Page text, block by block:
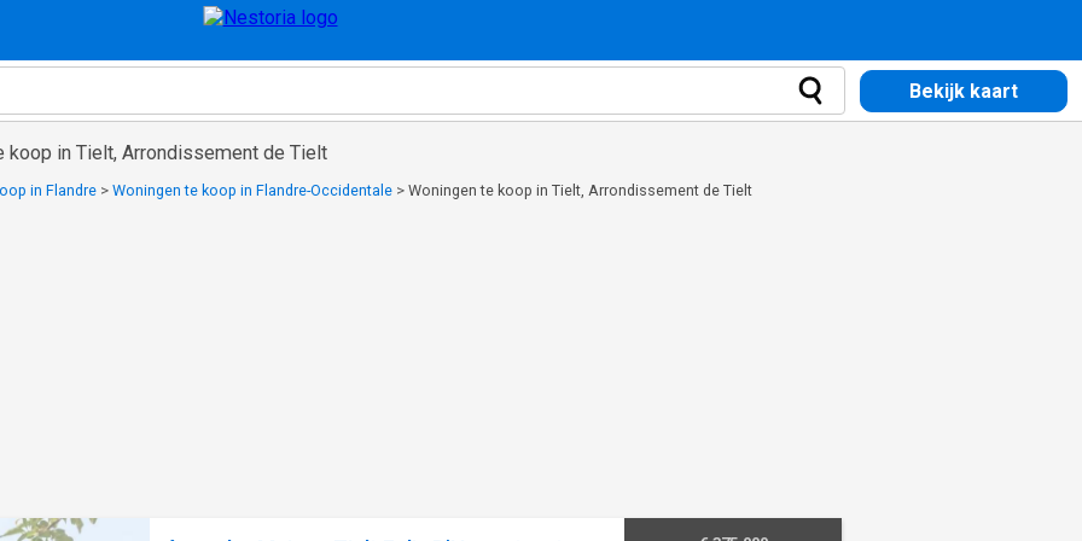
Bekijk kaart
koop in Tielt, Arrondissement de Tielt
in Flandre > Woningen te koop in Flandre-Occidentale > Woningen te koop in Tielt, Arrondissement de Tielt